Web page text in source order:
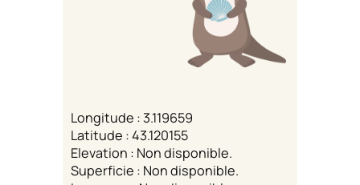
Longitude : 3.119659
Latitude : 43.120155
Elevation : Non disponible.
Superficie : Non disponible.